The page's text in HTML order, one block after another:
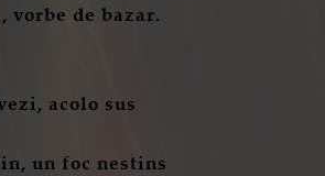
vorbe de bazar.
acolo sus
un foc nestins